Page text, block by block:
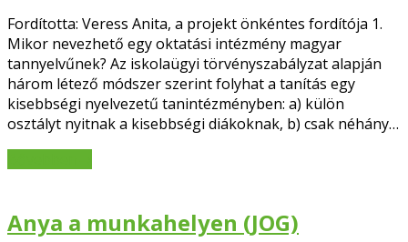
Fordította: Veress Anita, a projekt önkéntes fordítója 1.
Mikor nevezhető egy oktatási intézmény magyar
tannyelvűnek? Az iskolaügyi törvényszabályzat alapján
három létező módszer szerint folyhat a tanítás egy
kisebbségi nyelvezetű tanintézményben: a) külön
osztályt nyitnak a kisebbségi diákoknak, b) csak néhány…
Anya a munkahelyen (JOG)